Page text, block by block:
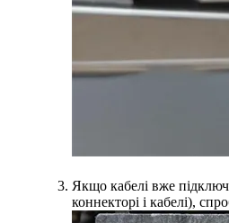
Якщо кабелі вже
коннекторі і кабелі),